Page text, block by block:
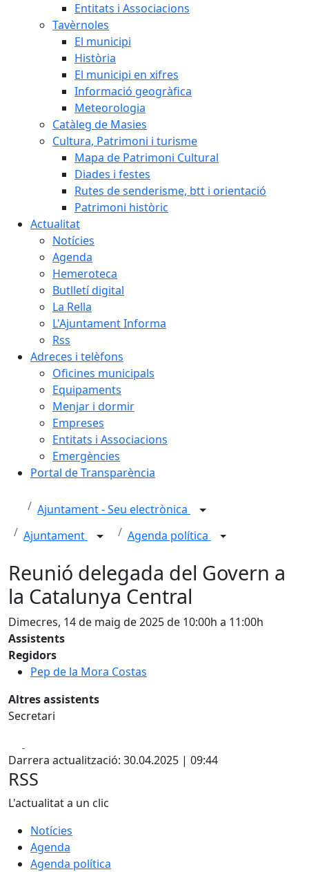
Entitats i Associacions
Tavèrnoles
El municipi
Història
El municipi en xifres
Informació geogràfica
Meteorologia
Catàleg de Masies
Cultura, Patrimoni i turisme
Mapa de Patrimoni Cultural
Diades i festes
Rutes de senderisme, btt i orientació
Patrimoni històric
Actualitat
Notícies
Agenda
Hemeroteca
Butlletí digital
La Rella
L'Ajuntament Informa
Rss
Adreces i telèfons
Oficines municipals
Equipaments
Menjar i dormir
Empreses
Entitats i Associacions
Emergències
Portal de Transparència
Ajuntament - Seu electrònica
Ajuntament
Agenda política
Reunió delegada del Govern a
la Catalunya Central
Dimecres, 14 de maig de 2025 de 10:00h a 11:00h
Assistents
Regidors
Pep de la Mora Costas
Altres assistents
Secretari
Darrera actualització: 30.04.2025 | 09:44
RSS
L'actualitat a un clic
Notícies
Agenda
Agenda política